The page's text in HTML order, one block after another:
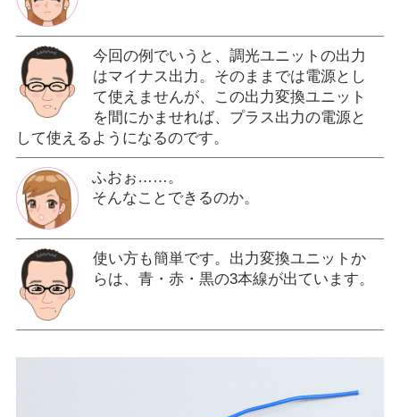
今回の例でいうと、調光ユニットの出力
はマイナス出力。そのままでは電源とし
て使えませんが、この出力変換ユニット
を間にかませれば、プラス出力の電源と
して使えるようになるのです。
ふおぉ……。
そんなことできるのか。
使い方も簡単です。出力変換ユニットか
らは、青・赤・黒の3本線が出ています。